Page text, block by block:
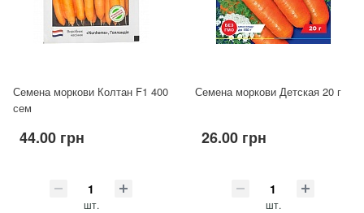
Семена моркови Колтан F1 400
сем
44.00 грн
шт.
Семена моркови Детская 20 г
26.00 грн
шт.